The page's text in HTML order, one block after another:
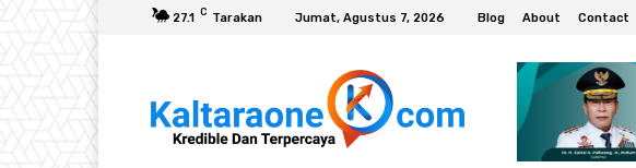
27.1 C Tarakan Jumat, Agustus 7, 2026 Blog About Contact